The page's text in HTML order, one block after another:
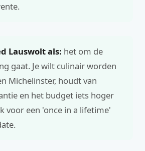
Lauswolt als: het om de
gaat. Je wilt culinair worden
Michelinster, houdt van
en het budget iets hoger
voor een 'once in a lifetime'